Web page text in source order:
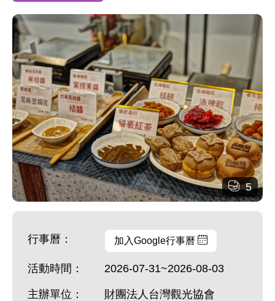
5
行事曆： 加入Google行事曆
活動時間： 2026-07-31~2026-08-03
主辦單位： 財團法人台灣觀光協會